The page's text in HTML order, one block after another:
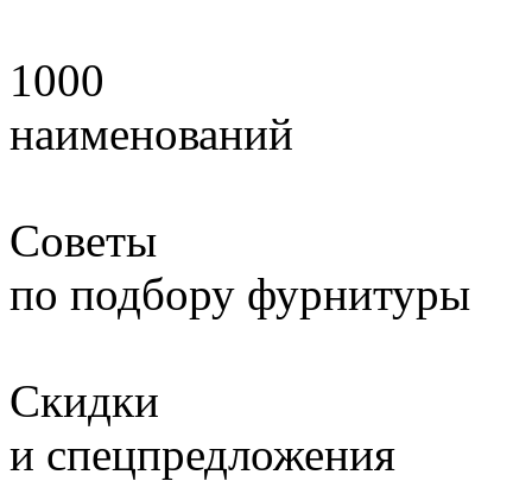
1000
наименований
Советы
по подбору фурнитуры
Скидки
и спецпредложения